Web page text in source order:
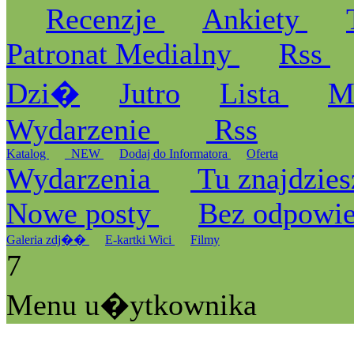
Recenzje
Ankiety
Patronat Medialny
Rss
Dzi�
Jutro Lista
Wydarzenie
Rss
Katalog _NEW Dodaj do Informatora Oferta
Wydarzenia
Tu
Nowe posty
Bez
Galeria zdj�� E-kartki Wici Filmy
7
Menu u�ytkownika